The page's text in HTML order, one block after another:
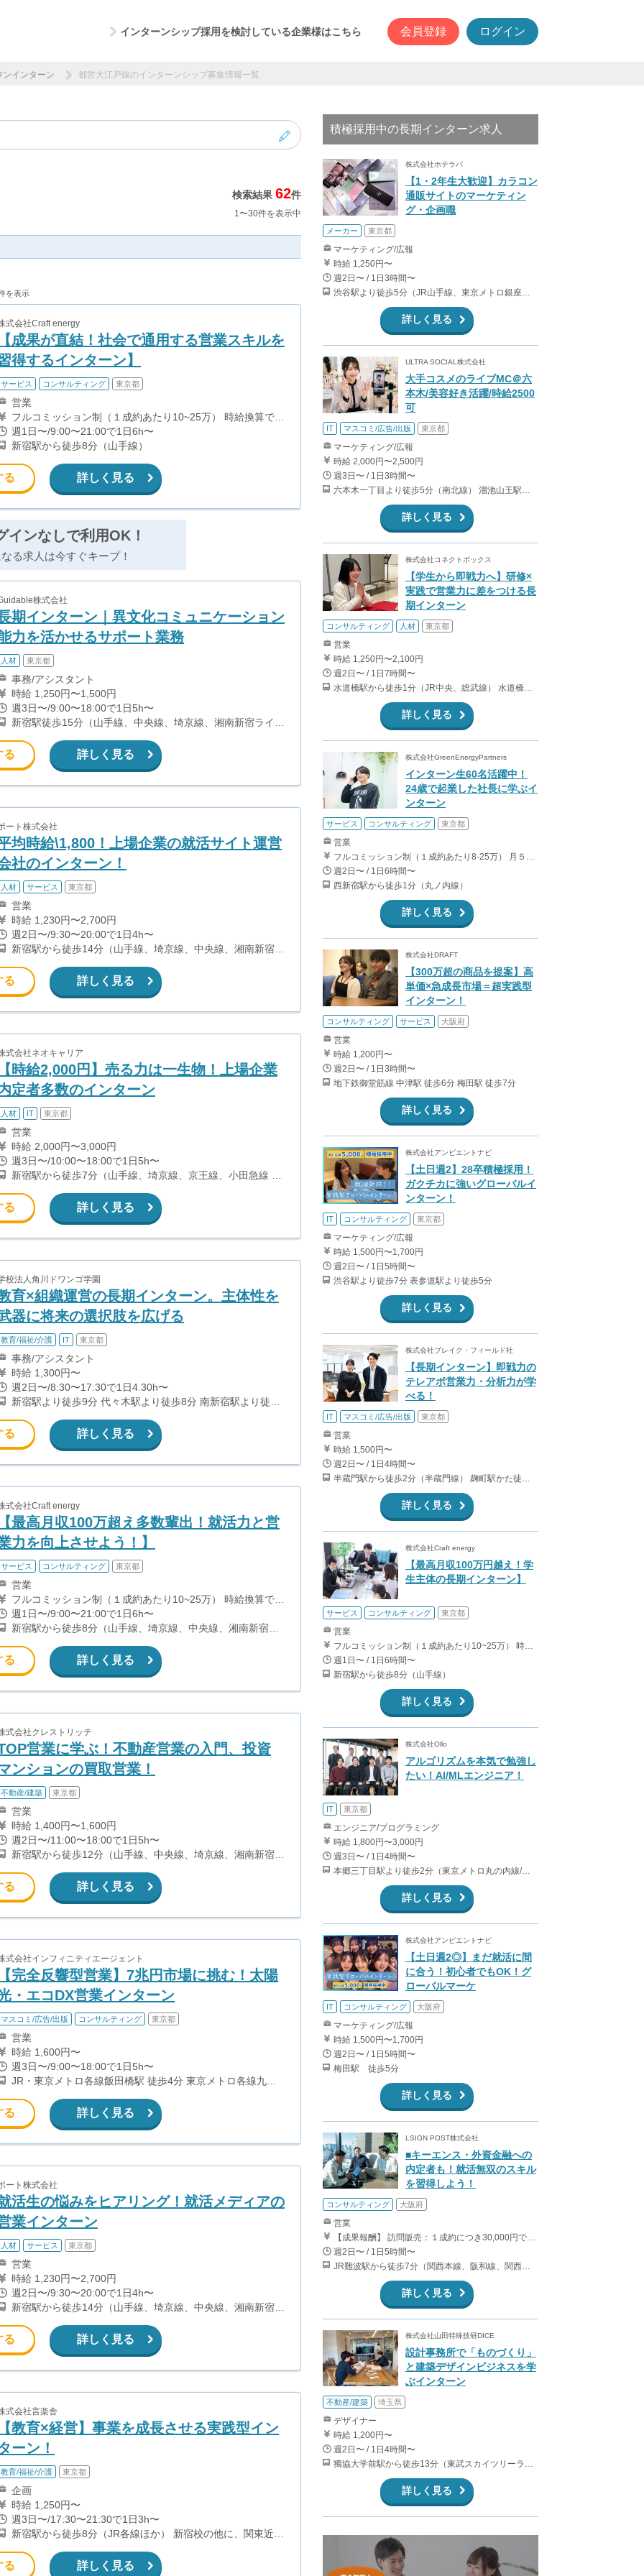
インターンシップ採用を検討している企業様はこちら 会員登録 ログイン
インターン 都営大江戸線のインターンシップ募集情報一覧
検索結果 62件
1〜30件を表示中
を表示
式会社Craft energy
成果が直結！社会で通用する営業スキルを
得するインターン】
サービス コンサルティング 東京都
営業
フルコミッション制（１成約あたり10~25万） 時給換算で
（2000円〜2500円）程度が目安となります。 月100万稼ぐ
学生多数在籍しています。 ■収入例 〇入社1か月目（早稲田
大学2年生） 役職：アポインター 月間1契約×10万円＝10万
ンター 月間2契約×13万円＝26万円 ＋交通費 〇入社6か月目
（慶應義塾大学3年生） 役職：アポインター 月間5契約×15
万円＝75万円 ＋交通費 〇入社15か月目（東京大学3年生）
支給あり
週1日〜/9:00〜21:00で1日6h〜
新宿駅から徒歩8分（山手線）
る 詳しく見る
インなしで利用OK！
る求人は今すぐキープ！
株式会社
期インターン｜異文化コミュニケーション
力を活かせるサポート業務
人材 東京都
事務/アシスタント
時給 1,250円〜1,500円
週3日〜/9:00〜18:00で1日5h〜
新宿駅徒歩15分（山手線、中央線、埼京線、湘南新宿ライ
徒歩10分(都営新宿線、京王新線)
る 詳しく見る
ート株式会社
均時給\1,800！上場企業の就活サイト運営
社のインターン！
人材 サービス 東京都
営業
時給 1,230円〜2,700円
週2日〜/9:30〜20:00で1日4h〜
新宿駅から徒歩14分（山手線、埼京線、中央線、湘南新宿ラ
ら徒歩8分（都営大江戸線） 西武新宿駅から徒歩12分（西武
新宿線）
る 詳しく見る
式会社ネオキャリア
時給2,000円】売る力は一生物！上場企業
定者多数のインターン
人材 IT 東京都
営業
時給 2,000円〜3,000円
週3日〜/10:00〜18:00で1日5h〜
新宿駅から徒歩7分（山手線、埼京線、京王線、小田急線 ほ
ら徒歩9分（丸ノ内線、副都心線、都営新宿線） 新宿西口駅
から徒歩10分（都営大江戸線）
る 詳しく見る
校法人角川ドワンゴ学園
育×組織運営の長期インターン。主体性を
器に将来の選択肢を広げる
教育/福祉/介護 IT 東京都
事務/アシスタント
時給 1,300円〜
週2日〜/8:30〜17:30で1日4.30h〜
新宿駅より徒歩9分 代々木駅より徒歩8分 南新宿駅より徒歩
ノ水、秋葉原、晴海、東陽町、錦糸町駅北口）
る 詳しく見る
式会社Craft energy
最高月収100万超え多数輩出！就活力と営
力を向上させよう！】
サービス コンサルティング 東京都
営業
フルコミッション制（１成約あたり10~25万） 時給換算で
（2000円〜2500円）程度が目安となります。 月100万を稼
ぐ学生多数在籍しています。 ■収入例 〇入社1か月目（九州
大学2年生） 役職：アポインター 月間1契約×10万円＝10万
ンター 月間2契約×13万円＝26万円 ＋交通費 〇入社6か月目
（西南大学3年生） 役職：アポインター 月間5契約×15万円
＝75万円 ＋交通費 〇入社15か月目（長崎大学3年生） 役
給あり
週1日〜/9:00〜21:00で1日6h〜
新宿駅から徒歩8分（山手線、埼京線、中央線、湘南新宿ラ
る 詳しく見る
式会社クレストリッチ
営業に学ぶ！不動産営業の入門、投資
ンションの買取営業！
不動産/建築 東京都
営業
時給 1,400円〜1,600円
週2日〜/11:00〜18:00で1日5h〜
新宿駅から徒歩12分（山手線、中央線、埼京線、湘南新宿ラ
線、都営新宿線） 新宿御苑前駅から徒歩5分（丸ノ内線）
る 詳しく見る
式会社インフィニティエージェント
完全反響型営業】7兆円市場に挑む！太陽
・エコDX営業インターン
マスコミ/広告/出版 コンサルティング 東京都
営業
時給 1,600円〜
週3日〜/9:00〜18:00で1日5h〜
JR・東京メトロ各線飯田橋駅 徒歩4分 東京メトロ各線九段
る 詳しく見る
ート株式会社
活生の悩みをヒアリング！就活メディアの
業インターン
人材 サービス 東京都
営業
時給 1,230円〜2,700円
週2日〜/9:30〜20:00で1日4h〜
新宿駅から徒歩14分（山手線、埼京線、中央線、湘南新宿ラ
ら徒歩8分（都営大江戸線） 西武新宿駅から徒歩12分（西武
新宿線）
る 詳しく見る
式会社言楽舎
教育×経営】事業を成長させる実践型イン
ーン！
教育/福祉/介護 東京都
企画
時給 1,250円〜
週3日〜/17:30〜21:30で1日3h〜
新宿駅から徒歩8分（JR各線ほか） 新宿校の他に、関東近郊
談ください。 ・新宿本校 ・渋谷校 ・市ヶ谷校 ・立川校 ・
横浜校 ・大宮校 ・春日部校
る 詳しく見る
積極採用中の長期インターン求人
株式会社ホテラバ
【1・2年生大歓迎】カラコン
通販サイトのマーケティン
グ・企画職
メーカー 東京都
マーケティング/広報
時給 1,250円〜
週2日〜 / 1日3時間〜
渋谷駅より徒歩5分（JR山手線、東京メトロ銀座・半蔵門・副都心線）
詳しく見る
ULTRA SOCIAL株式会社
大手コスメのライブMC＠六
本木/美容好き活躍/時給2500
可
IT マスコミ/広告/出版 東京都
マーケティング/広報
時給 2,000円〜2,500円
週3日〜 / 1日3時間〜
六本木一丁目より徒歩5分（南北線） 溜池山王駅より徒歩10分（銀座線） 六本木駅より徒歩12分（日比谷線）
詳しく見る
株式会社コネクトボックス
【学生から即戦力へ】研修×
実践で営業力に差をつける長
期インターン
コンサルティング 人材 東京都
営業
時給 1,250円〜2,100円
週2日〜 / 1日7時間〜
水道橋駅から徒歩1分（JR中央、総武線） 水道橋駅から徒歩6分（都営三田線）
詳しく見る
株式会社GreenEnergyPartners
インターン生60名活躍中！
24歳で起業した社長に学ぶイ
ンターン
サービス コンサルティング 東京都
営業
フルコミッション制（１成約あたり8-25万） 月５０万以上稼ぐインターン生も多数います！ ■収入例 ○入社１ヶ月目（明治大学2年生） 役職：アポインター 月間１契約×８万円＝８万円 ＋交通費 ○入社３ヶ月目（東京大学２年生） 役職：アポインター（ランク：ブロンズ） 月間３契約×10万円＝30万円 ＋交通費 ○入社６ヶ月目（早稲田大学３年生） 役職：アポインター（ランク：シルバー） 月間５契約×12万円＝60万円 ＋交通費 ○入社15ヶ月目（慶應大学３年生） 役職：クローザー 月間３契約×25万＝75万円 ＋交通費
週2日〜 / 1日6時間〜
西新宿駅から徒歩1分（丸ノ内線）
詳しく見る
株式会社DRAFT
【300万超の商品を提案】高
単価×急成長市場＝超実践型
インターン！
コンサルティング サービス 大阪府
営業
時給 1,200円〜
週2日〜 / 1日3時間〜
地下鉄御堂筋線 中津駅 徒歩6分 梅田駅 徒歩7分
詳しく見る
株式会社アンビエントナビ
【土日週2】28卒積極採用！
ガクチカに強いグローバルイ
ンターン！
IT コンサルティング 東京都
マーケティング/広報
時給 1,500円〜1,700円
週2日〜 / 1日5時間〜
渋谷駅より徒歩7分 表参道駅より徒歩5分
詳しく見る
株式会社ブレイク・フィールド社
【長期インターン】即戦力の
テレアポ営業力・分析力が学
べる！
IT マスコミ/広告/出版 東京都
営業
時給 1,500円〜
週2日〜 / 1日4時間〜
半蔵門駅から徒歩2分（半蔵門線） 麹町駅かた徒歩10分（有楽町線）
詳しく見る
株式会社Craft energy
【最高月収100万円越え！学
生主体の長期インターン】
サービス コンサルティング 東京都
営業
週1日〜 / 1日6時間〜
新宿駅から徒歩8分（山手線）
詳しく見る
株式会社Ollo
アルゴリズムを本気で勉強し
たい！AI/MLエンジニア！
IT 東京都
エンジニア/プログラミング
時給 1,800円〜3,000円
週3日〜 / 1日4時間〜
本郷三丁目駅より徒歩2分（東京メトロ丸の内線/都営地下鉄大江戸線）
詳しく見る
株式会社アンビエントナビ
【土日週2◎】まだ就活に間
に合う！初心者でもOK！グ
ローバルマーケ
IT コンサルティング 大阪府
マーケティング/広報
時給 1,500円〜1,700円
週2日〜 / 1日5時間〜
梅田駅 徒歩5分
詳しく見る
LSIGN POST株式会社
■キーエンス・外資金融への
内定者も！就活無双のスキル
を習得しよう！
コンサルティング 大阪府
営業
週2日〜 / 1日5時間〜
詳しく見る
株式会社山田特殊技研DICE
設計事務所で「ものづくり」
と建築デザインビジネスを学
ぶインターン
不動産/建築 埼玉県
デザイナー
時給 1,200円〜
週2日〜 / 1日4時間〜
詳しく見る